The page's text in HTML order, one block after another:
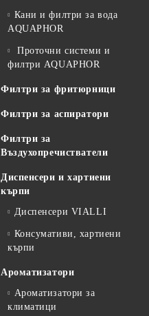
Кани и филтри за вода
AQUAPHOR
Проточни системи и
филтри AQUAPHOR
Филтри за фритюрници
Филтри за аспиратори
Филтри за
Въздухопречистватели
Диспенсери и хартиени
кърпи
Диспенсери VIALLI
Консумативи, хартиени
кърпи
Ароматизатори
Ароматизатори за
климатици